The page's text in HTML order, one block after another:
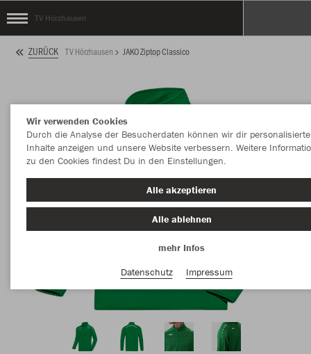
TV Hörzhausen
ZURÜCK TV Hörzhausen JAKO Ziptop Classico
Wir verwenden Cookies
Durch die Analyse der Besucherdaten können wir dir personalisierte
Inhalte anzeigen und unsere Website verbessern. Weitere
zu den Cookies findest Du in den Einstellungen.
Alle akzeptieren
Alle ablehnen
mehr Infos
Datenschutz
Impressum